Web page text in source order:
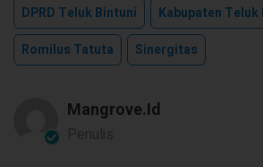
DPRD Teluk Bintuni
Kabupaten Teluk
Romilus Tatuta
Sinergitas
Mangrove.id